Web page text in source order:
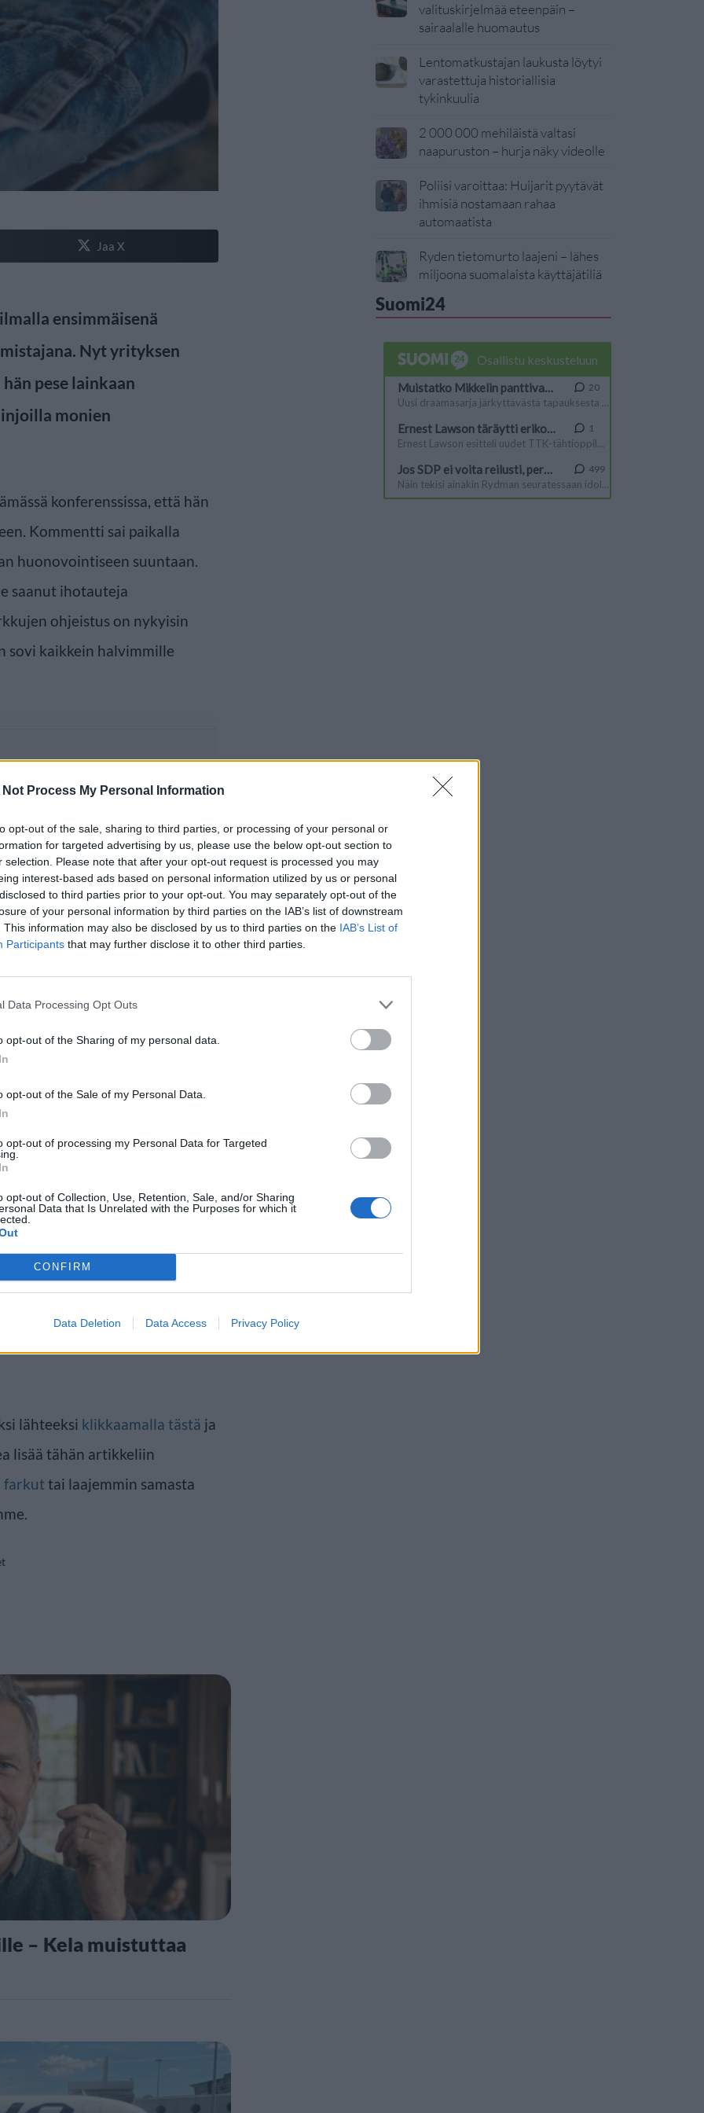
Not Process My Personal Information
opt-out of the sale, sharing to third parties, or processing of your personal or
for targeted advertising by us, please use the below opt-out section to
selection. Please note that after your opt-out request is processed you may
interest-based ads based on personal information utilized by us or personal
to third parties prior to your opt-out. You may separately opt-out of the
of your personal information by third parties on the IAB’s list of downstream
This information may also be disclosed by us to third parties on the IAB’s List of
Participants that may further disclose it to other third parties.
Data Processing Opt Outs
opt-out of the Sharing of my personal data.
opt-out of the Sale of my Personal Data.
opt-out of processing my Personal Data for Targeted
opt-out of Collection, Use, Retention, Sale, and/or Sharing
Data that Is Unrelated with the Purposes for which it
CONFIRM
Data Deletion Data Access Privacy Policy
Jaa X
ensimmäisenä
Nyt yrityksen
pese lainkaan
monien
konferenssissa, että hän
Kommentti sai paikalla
huonovointiseen suuntaan.
saanut ihotauteja
ohjeistus on nykyisin
sovi kaikkein halvimmille
Denham ja Levi’s neuvovat
harvoin, ja
tulee tahroja, kannattaa
Yhtiön
siitä, kuinka Levi’s-
lähteeksi klikkaamalla tästä ja
lisää tähän artikkeliin
farkuttai laajemmin samasta
– Kela muistuttaa
valituskirjelmää eteenpäin –
sairaalalle huomautus
Lentomatkustajan laukusta löytyi
varastettuja historiallisia
tykinkuulia
2 000 000 mehiläistä valtasi
naapuruston – hurja näky videolle
Poliisi varoittaa: Huijarit pyytävät
ihmisiä nostamaan rahaa
automaatista
Ryden tietomurto laajeni – lähes
miljoona suomalaista käyttäjätiliä
Suomi24